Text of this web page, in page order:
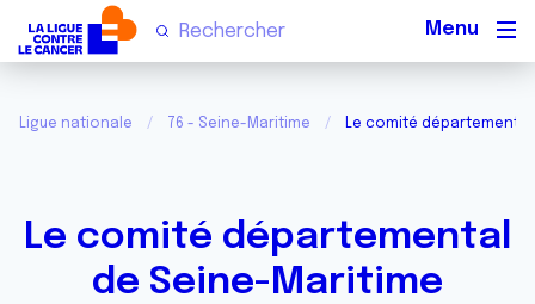
Ligue nationale 76 - Seine-Maritime Le comité
Le comité départemental
de Seine-Maritime